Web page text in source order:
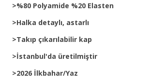
>%80 Polyamide %20 Elasten
>Halka detaylı, astarlı
>Takıp çıkarılabilir kap
>İstanbul'da üretilmiştir
>2026 İlkbahar/Yaz